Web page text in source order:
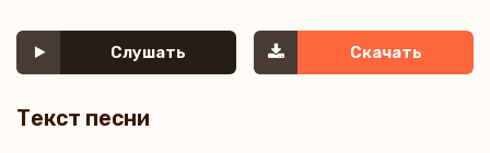
Слушать Скачать
Текст песни